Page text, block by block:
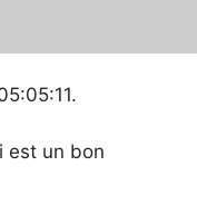
est un bon